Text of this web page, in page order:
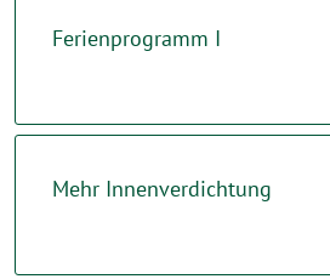
Ferienprogramm I
Mehr Innenverdichtung